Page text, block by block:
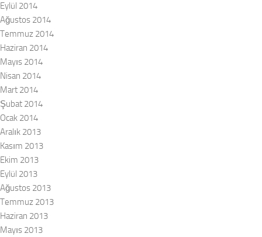
Eylül 2014
Ağustos 2014
Temmuz 2014
Haziran 2014
Mayıs 2014
Nisan 2014
Mart 2014
Şubat 2014
Ocak 2014
Aralık 2013
Kasım 2013
Ekim 2013
Eylül 2013
Ağustos 2013
Temmuz 2013
Haziran 2013
Mayıs 2013